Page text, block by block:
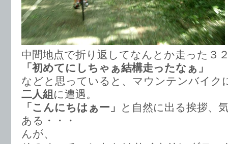
中間地点で折り返してなんとか走った３
「初めてにしちゃぁ結構走ったなぁ」
などと思っていると、マウンテンバイク
二人組 に遭遇。
「こんにちはぁー」
と自然に出る挨拶、
ある・・・
んが、